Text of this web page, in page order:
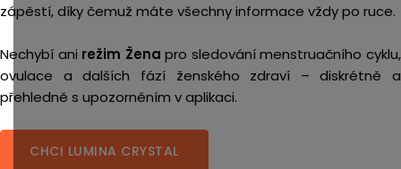
zápěstí, díky čemuž máte všechny informace vždy po ruce.
Nechybí ani režim Žena pro sledování menstruačního cyklu,
ovulace a dalších fází ženského zdraví – diskrétně a
přehledně s upozorněním v aplikaci.
CHCI LUMINA CRYSTAL